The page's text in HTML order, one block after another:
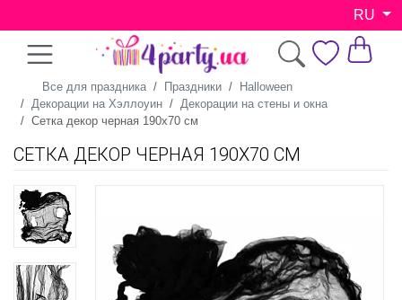
RU
Все для праздника Праздники
Halloween
Декорации на Хэллоуин
Декорации на стены и окна
Сетка декор черная 190х70 см
СЕТКА ДЕКОР ЧЕРНАЯ 190Х70 СМ